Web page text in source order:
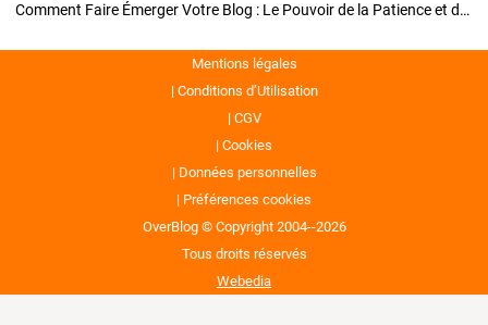
Comment Faire Émerger Votre Blog : Le Pouvoir de la Patience et de la Persévérance
Mentions légales
Conditions d’Utilisation
CGV
Cookies
Données personnelles
Préférences cookies
OverBlog © Copyright 2004--2026
Tous droits réservés
Webedia